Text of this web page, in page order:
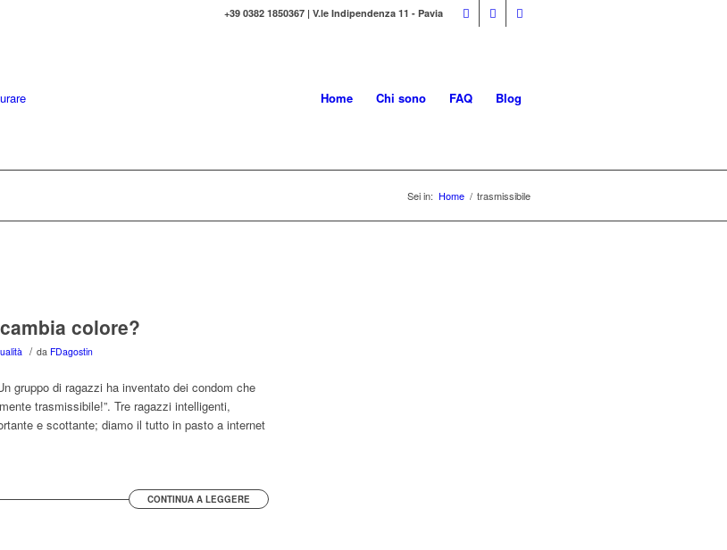
+39 0382 1850367 | V.le Indipendenza 11 - Pavia
Home Chi sono FAQ Blog
Sei in: Home / trasmissibile
colore?
/ da FDagostin
gruppo di ragazzi ha inventato dei condom che
trasmissibile!”. Tre ragazzi intelligenti,
e scottante; diamo il tutto in pasto a internet
CONTINUA A LEGGERE